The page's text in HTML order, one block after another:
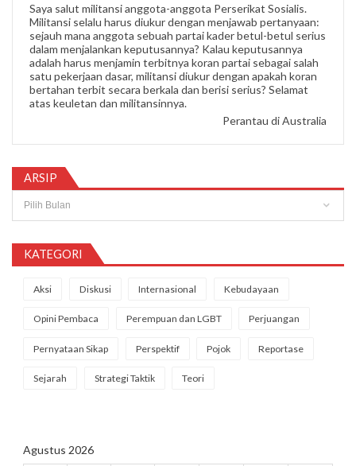
Saya salut militansi anggota-anggota Perserikat Sosialis.
Militansi selalu harus diukur dengan menjawab pertanyaan:
sejauh mana anggota sebuah partai kader betul-betul serius
dalam menjalankan keputusannya? Kalau keputusannya
adalah harus menjamin terbitnya koran partai sebagai salah
satu pekerjaan dasar, militansi diukur dengan apakah koran
bertahan terbit secara berkala dan berisi serius? Selamat
atas keuletan dan militansinnya.
Perantau di Australia
ARSIP
KATEGORI
Aksi Diskusi Internasional Kebudayaan
Opini Pembaca Perempuan dan LGBT Perjuangan
Pernyataan Sikap Perspektif Pojok Reportase
Sejarah Strategi Taktik Teori
Agustus 2026